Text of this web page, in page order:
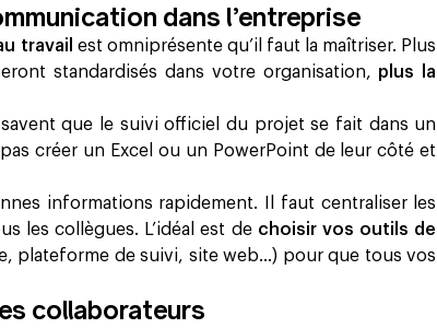
dans l’entreprise
travail est omniprésente qu’il faut la maîtrise​r. Plus
standardisés dans votre organisation, plus la
que le suivi officiel du projet se fait dans un
créer un Excel ou un PowerPoint de leur côté et
informations rapidement. Il faut centraliser les
les collègues. L’idéal est de choisir vos outils de
plateforme de suivi, site web...) pour que tous vos
collaborateurs